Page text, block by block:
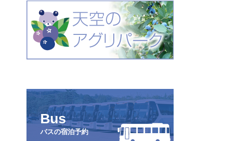
Bus
バスの宿泊予約